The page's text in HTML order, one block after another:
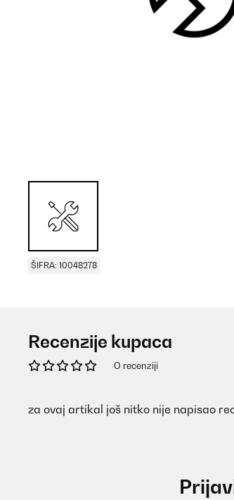
ŠIFRA: 10048278
Recenzije kupaca
O recenziji
za ovaj artikal još nitko nije napisao